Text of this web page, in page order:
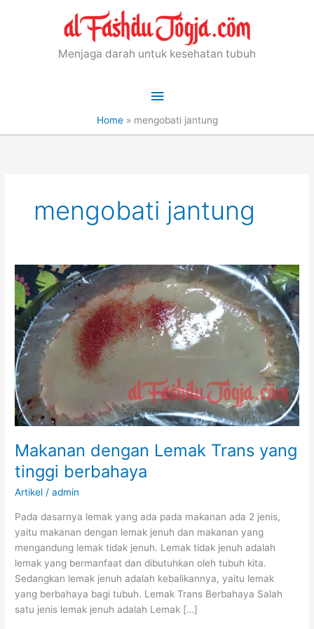
Menjaga darah untuk kesehatan tubuh
Main
Menu
Home» mengobati jantung
mengobati jantung
Makanan dengan Lemak Trans yang
tinggi berbahaya
Artikel /admin
Pada dasarnya lemak yang ada pada makanan ada 2 jenis,
yaitu makanan dengan lemak jenuh dan makanan yang
mengandung lemak tidak jenuh. Lemak tidak jenuh adalah
lemak yang bermanfaat dan dibutuhkan oleh tubuh kita.
Sedangkan lemak jenuh adalah kebalikannya, yaitu lemak
yang berbahaya bagi tubuh. Lemak Trans Berbahaya Salah
satu jenis lemak jenuh adalah Lemak […]